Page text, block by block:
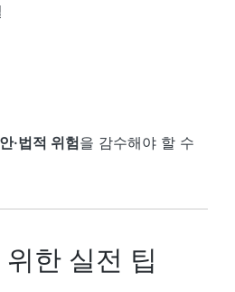
·법적 위험을 감수해야 할 수
한 실전 팁